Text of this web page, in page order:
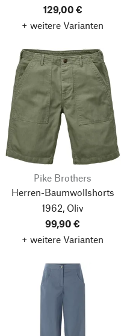
129,00 €
+ weitere Varianten
Pike Brothers
Herren-Baumwollshorts
1962, Oliv
99,90 €
+ weitere Varianten